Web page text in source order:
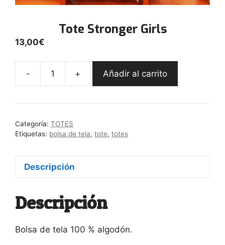
Tote Stronger Girls
13,00€
-
Tote
Girls
+ Añadir al carrito
Categoría: TOTES
Etiquetas: bolsa de tela, tote, totes
Descripción
Descripción
Bolsa de tela 100 % algodón.